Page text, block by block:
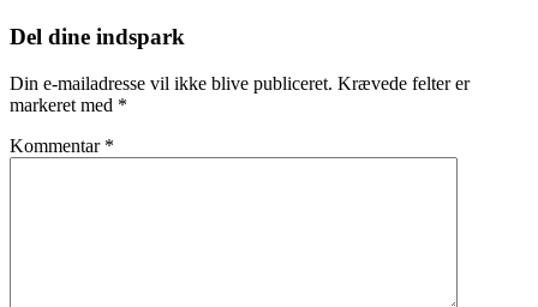
Læserinteraktioner
Del dine indspark
Din e-mailadresse vil ikke blive publiceret. Krævede felter er
markeret med *
Kommentar *